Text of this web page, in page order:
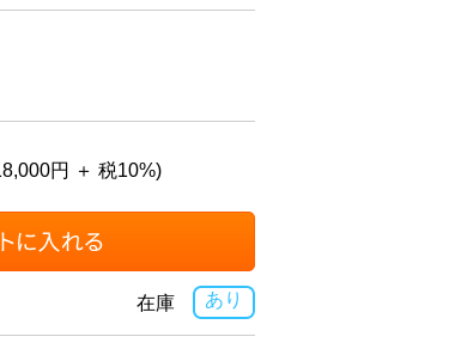
円 ＋ 税10%)
あり
在庫